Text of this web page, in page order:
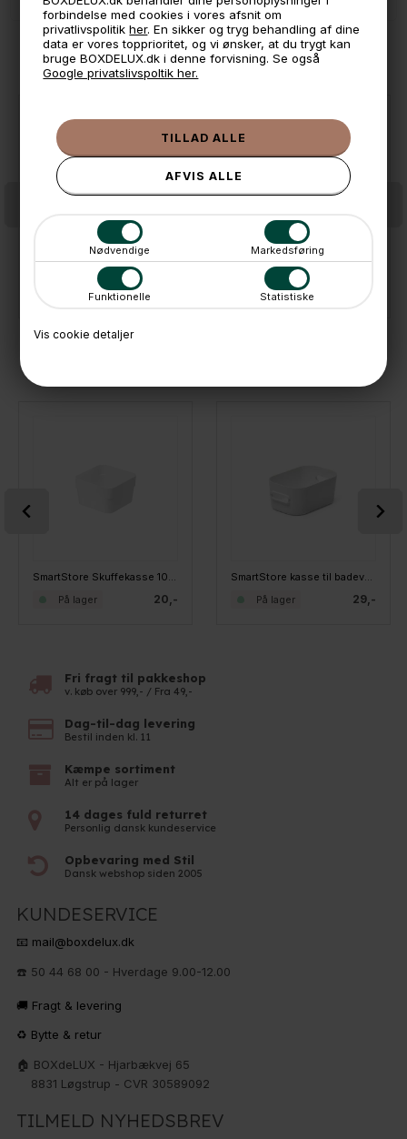
forbindelse med cookies i vores afsnit om
privatlivspolitikher. En sikker og tryg behandling af dine
data er vores topprioritet, og vi ønsker, at du trygt kan
bruge BOXDELUX.dk i denne forvisning. Se også
Google privatslivspoltik her.
Nødvendige Markedsføring
Funktionelle Statistiske
Vis cookie detaljer
ANDRE IDÉER
På lager På lager
SmartStore Skuffekasse 10x10 cm. WHITE
20,-
På lager
SmartStore kasse til badeværelset OLIVIA XS - HVID
29,-
På lager
Fri fragt til pakkeshop
v. køb over 999,- / Fra 49,-
Dag-til-dag levering
Bestil inden kl. 11
Kæmpe sortiment
Alt er på lager
14 dages fuld returret
Personlig dansk kundeservice
Opbevaring med Stil
Dansk webshop siden 2005
KUNDESERVICE
📧 mail@boxdelux.dk
☎️ 50 44 68 00 - Hverdage 9.00-12.00
🚚 Fragt & levering
♻️ Bytte & retur
🏠 BOXdeLUX - Hjarbækvej 65
8831 Løgstrup - CVR 30589092
TILMELD NYHEDSBREV